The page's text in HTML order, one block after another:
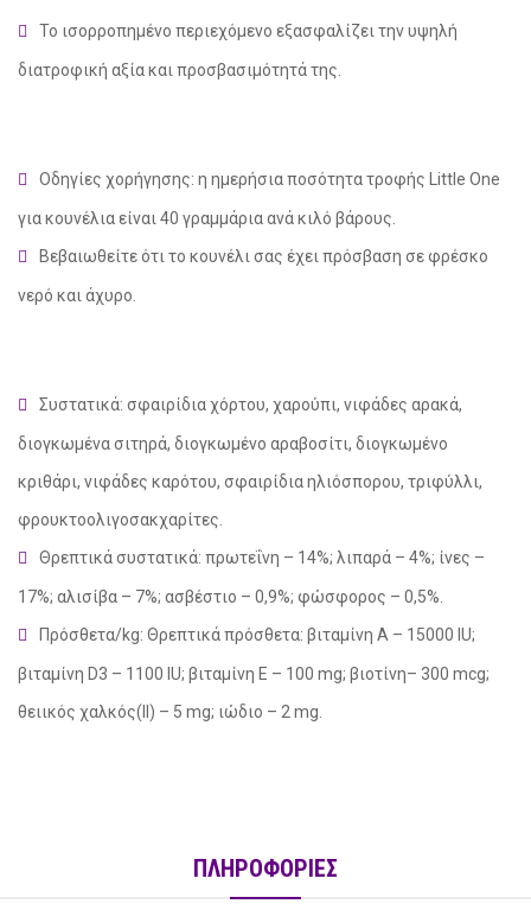
Το ισορροπημένο περιεχόμενο εξασφαλίζει την υψηλή
διατροφική αξία και προσβασιμότητά της.
Οδηγίες χορήγησης: η ημερήσια ποσότητα τροφής Little One
για κουνέλια είναι 40 γραμμάρια ανά κιλό βάρους.
Βεβαιωθείτε ότι το κουνέλι σας έχει πρόσβαση σε φρέσκο
νερό και άχυρο.
Συστατικά: σφαιρίδια χόρτου, χαρούπι, νιφάδες αρακά,
διογκωμένα σιτηρά, διογκωμένο αραβοσίτι, διογκωμένο
κριθάρι, νιφάδες καρότου, σφαιρίδια ηλιόσπορου, τριφύλλι,
φρουκτοολιγοσακχαρίτες.
Θρεπτικά συστατικά: πρωτεΐνη – 14%; λιπαρά – 4%; ίνες –
17%; αλισίβα – 7%; ασβέστιο – 0,9%; φώσφορος – 0,5%.
Πρόσθετα/kg: Θρεπτικά πρόσθετα: βιταμίνη A – 15000 IU;
βιταμίνη D3 – 1100 IU; βιταμίνη Е – 100 mg; βιοτίνη– 300 mcg;
θειικός χαλκός(II) – 5 mg; ιώδιο – 2 mg.
ΠΛΗΡΟΦΟΡΙΕΣ